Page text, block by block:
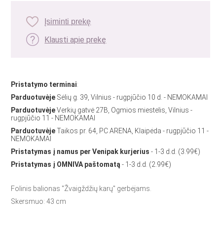
Įsiminti prekę
Klausti apie prekę
Pristatymo terminai:
Parduotuvėje Sėlių g. 39, Vilnius - rugpjūčio 10 d. - NEMOKAMAI
ParduotuvėjeVerkių gatvė 27B, Ogmios miestelis, Vilnius -
rugpjūčio 11 - NEMOKAMAI
ParduotuvėjeTaikos pr. 64, PC ARENA, Klaipėda - rugpjūčio 11 -
NEMOKAMAI
Pristatymas į namus per Venipak kurjerius - 1-3 d.d. (3.99€)
Pristatymas į OMNIVA paštomatą- 1-3 d.d. (2.99€)
Folinis balionas "Žvaigždžių karų" gerbėjams.
Skersmuo: 43 cm